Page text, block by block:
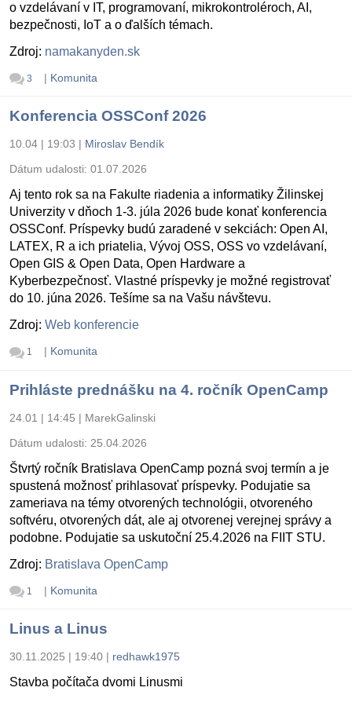
o vzdelávaní v IT, programovaní, mikrokontroléroch, AI,
bezpečnosti, IoT a o ďalších témach.
Zdroj: namakanyden.sk
3 | Komunita
Konferencia OSSConf 2026
10.04 | 19:03 | Miroslav Bendík
Dátum udalosti: 01.07.2026
Aj tento rok sa na Fakulte riadenia a informatiky Žilinskej
Univerzity v dňoch 1-3. júla 2026 bude konať konferencia
OSSConf. Príspevky budú zaradené v sekciách: Open AI,
LATEX, R a ich priatelia, Vývoj OSS, OSS vo vzdelávaní,
Open GIS & Open Data, Open Hardware a
Kyberbezpečnosť. Vlastné príspevky je možné registrovať
do 10. júna 2026. Tešíme sa na Vašu návštevu.
Zdroj: Web konferencie
1 | Komunita
Prihláste prednášku na 4. ročník OpenCamp
24.01 | 14:45 | MarekGalinski
Dátum udalosti: 25.04.2026
Štvrtý ročník Bratislava OpenCamp pozná svoj termín a je
spustená možnosť prihlasovať príspevky. Podujatie sa
zameriava na témy otvorených technológii, otvoreného
softvéru, otvorených dát, ale aj otvorenej verejnej správy a
podobne. Podujatie sa uskutoční 25.4.2026 na FIIT STU.
Zdroj: Bratislava OpenCamp
1 | Komunita
Linus a Linus
30.11.2025 | 19:40 | redhawk1975
Stavba počítača dvomi Linusmi